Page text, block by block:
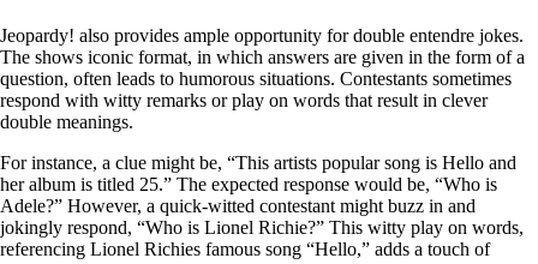
Jeopardy! also provides ample opportunity for double entendre jokes.
The shows iconic format, in which answers are given in the form of a
question, often leads to humorous situations. Contestants sometimes
respond with witty remarks or play on words that result in clever
double meanings.
For instance, a clue might be, “This artists popular song is Hello and
her album is titled 25.” The expected response would be, “Who is
Adele?” However, a quick-witted contestant might buzz in and
jokingly respond, “Who is Lionel Richie?” This witty play on words,
referencing Lionel Richies famous song “Hello,” adds a touch of